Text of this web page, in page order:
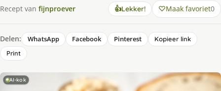
Recept van fijnproever 👍Lekker! Maak favoriet0
Delen: WhatsApp Facebook Pinterest
Kopieer link
Print
AI-kok